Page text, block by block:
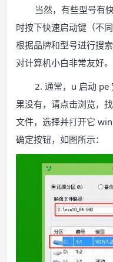
当然，有些型号有
时按下快速启动键（不
根据品牌和型号进行搜
对计算机小白非常友好。
2. 通常，u 启动 pe
果没有，请点击浏览，
文件，选择并打开它
确定按钮，如图所示：